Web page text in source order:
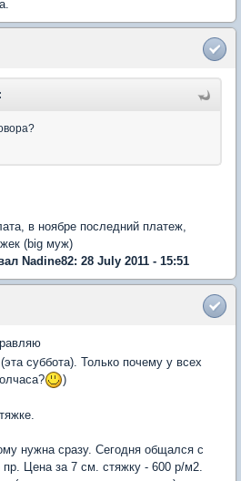
в ноябре последний платеж,
(big муж)
Nadine82: 28 July 2011 - 15:51
суббота). Только почему у всех
)
нужна сразу. Сегодня общался с
Цена за 7 см. стяжку - 600 р/м2.